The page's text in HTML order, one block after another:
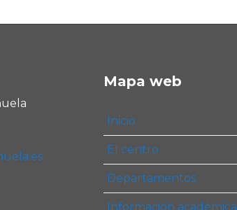
Mapa web
Inicio
El centro
Departamentos
Información académica